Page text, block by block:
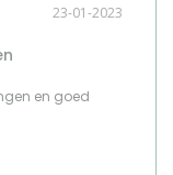
23-01-2023
en goed